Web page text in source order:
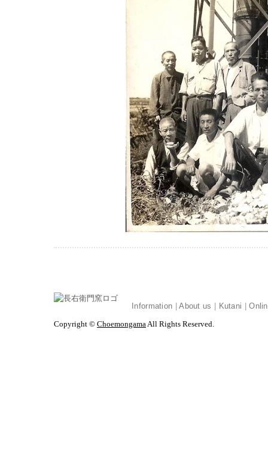
Information |About us Kutani |
Copyright © ChoemongamaAll Rights Reserved.